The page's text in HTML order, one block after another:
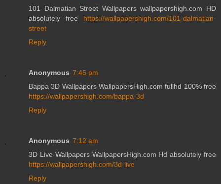
101 Dalmatian Street Wallpapers wallpapershigh.com HD
absolutely free https://wallpapershigh.com/101-dalmatian-
street
Reply
Anonymous 7:45 pm
Bappa 3D Wallpapers WallpapersHigh.com fullhd 100% free
https://wallpapershigh.com/bappa-3d
Reply
Anonymous 7:12 am
3D Live Wallpapers WallpapersHigh.com Hd absolutely free
https://wallpapershigh.com/3d-live
Reply